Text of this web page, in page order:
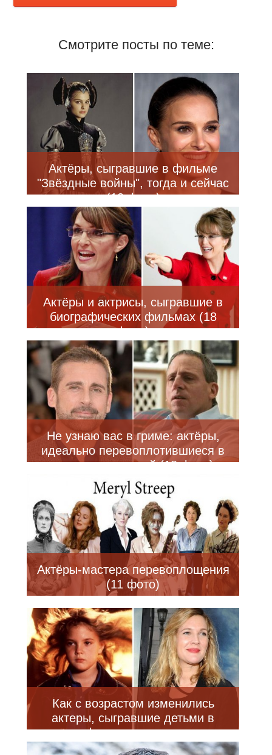
Смотрите посты по теме:
Актёры, сыгравшие в фильме
"Звёздные войны", тогда и сейчас
(18 фото)
Актёры и актрисы, сыгравшие в
биографических фильмах (18
фото)
Не узнаю вас в гриме: актёры,
идеально перевоплотившиеся в
своих персонажей (18 фото)
Актёры-мастера перевоплощения
(11 фото)
Как с возрастом изменились
актеры, сыгравшие детьми в
фильмах ужасов